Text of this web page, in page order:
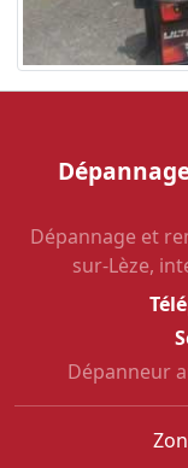
Dépannage et
sur-Lèze,
Dépanneur